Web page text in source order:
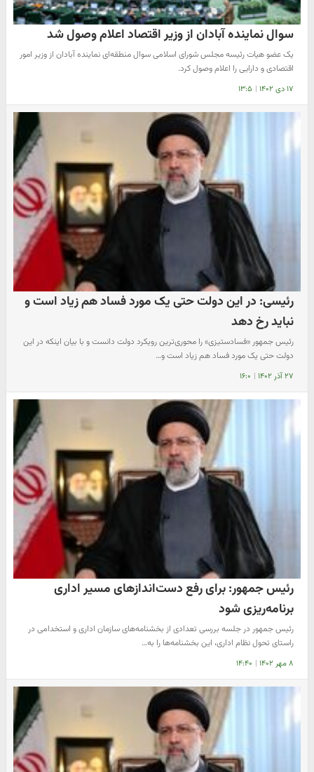
سوال نماینده آبادان از وزیر اقتصاد اعلام وصول شد
یک عضو هیات رئیسه مجلس شورای اسلامی سوال منطقه‌ای نماینده آبادان از وزیر امور
اقتصادی و دارایی را اعلام وصول کرد.
۱۷ دی ۱۴۰۲ | ۱۳:۵
رئیسی: در این دولت حتی یک مورد فساد هم زیاد است و
نباید رخ دهد
رئیس جمهور «فسادستیزی» را محوری‌ترین رویکرد دولت دانست و با بیان اینکه در این
دولت حتی یک مورد فساد هم زیاد است و…
۲۷ آذر ۱۴۰۲ | ۱۶:۰
رئیس جمهور: برای رفع دست‌اندازهای مسیر اداری
برنامه‌ریزی شود
رئیس جمهور در جلسه بررسی تعدادی از بخشنامه‌های سازمان اداری و استخدامی در
راستای تحول نظام اداری، این بخشنامه‌ها را به…
۸ مهر ۱۴۰۲ | ۱۴:۴۰